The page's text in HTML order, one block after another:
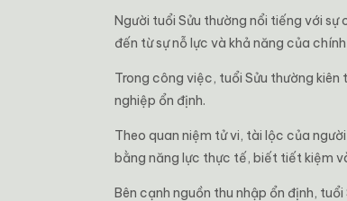
Người tuổi Sửu thường nổi tiếng với
đến từ sự nỗ lực và khả năng của
Trong công việc, tuổi Sửu thường
nghiệp ổn định.
Theo quan niệm tử vi, tài lộc của
bằng năng lực thực tế, biết tiết kiệm
Bên cạnh nguồn thu nhập ổn định,